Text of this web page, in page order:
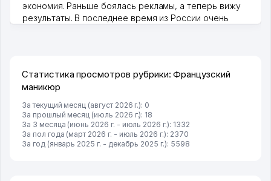
экономия. Раньше боялась рекламы, а теперь вижу
результаты. В последнее время из России очень
Статистика просмотров рубрики: Французский
маникюр
За текущий месяц (август 2026 г.): 0
За прошлый месяц (июль 2026 г.): 18
За 3 месяца (июнь 2026 г. - июль 2026 г.): 1332
За пол года (март 2026 г. - июль 2026 г.): 2370
За год (январь 2025 г. - декабрь 2025 г.): 5598